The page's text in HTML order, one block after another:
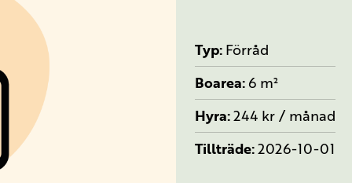
Typ Förråd
Boarea 6 m²
Hyra 244 kr / månad
Tillträde 2026-10-01